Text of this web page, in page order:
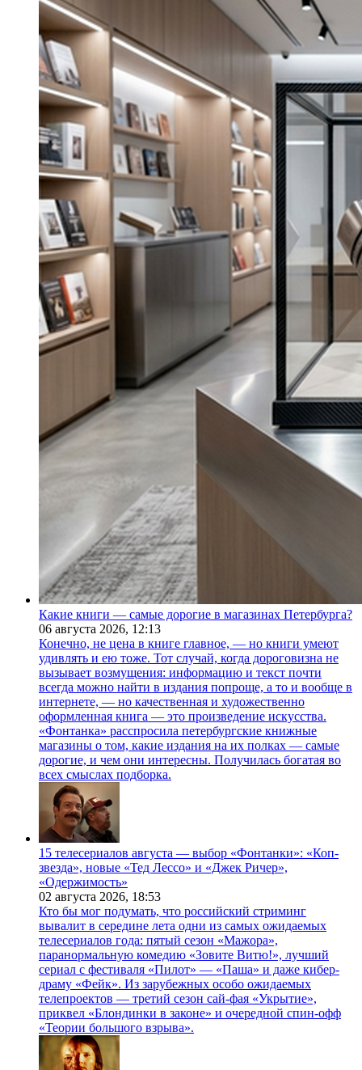
Какие книги — самые дорогие в магазинах Петербурга?
06 августа 2026, 12:13
Конечно, не цена в книге главное, — но книги умеют
удивлять и ею тоже. Тот случай, когда дороговизна не
вызывает возмущения: информацию и текст почти
всегда можно найти в издания попроще, а то и вообще в
интернете, — но качественная и художественно
оформленная книга — это произведение искусства.
«Фонтанка» расспросила петербургские книжные
магазины о том, какие издания на их полках — самые
дорогие, и чем они интересны. Получилась богатая во
всех смыслах подборка.
15 телесериалов августа — выбор «Фонтанки»: «Коп-
звезда», новые «Тед Лессо» и «Джек Ричер»,
«Одержимость»
02 августа 2026, 18:53
Кто бы мог подумать, что российский стриминг
вывалит в середине лета одни из самых ожидаемых
телесериалов года: пятый сезон «Мажора»,
паранормальную комедию «Зовите Витю!», лучший
сериал с фестиваля «Пилот» — «Паша» и даже кибер-
драму «Фейк». Из зарубежных особо ожидаемых
телепроектов — третий сезон сай-фая «Укрытие»,
приквел «Блондинки в законе» и очередной спин-офф
«Теории большого взрыва».